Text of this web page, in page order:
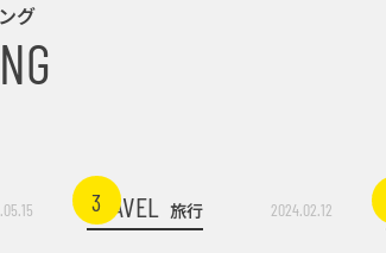
グ
3
TRAVEL 旅行 2024.02.12